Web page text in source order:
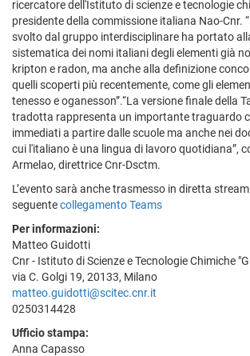
ricercatore dell'Istituto di scienze e tecnologie
presidente della commissione italiana Nao-Cnr.
svolto dal gruppo interdisciplinare ha portato
sistematica dei nomi italiani degli elementi già
kripton e radon, ma anche alla definizione
quelli scoperti più recentemente, come gli
tenesso e oganesson”.“La versione finale della
tradotta rappresenta un importante traguardo
immediati a partire dalle scuole ma anche nei
cui l'italiano è una lingua di lavoro quotidiana”,
Armelao, direttrice Cnr-Dsctm.
L’evento sarà anche trasmesso in diretta
seguentecollegamento Teams
Per informazioni:
Matteo Guidotti
Cnr - Istituto di Scienze e Tecnologie Chimiche
via C. Golgi 19, 20133, Milano
matteo.guidotti@scitec.cnr.it
0250314428
Ufficio stampa:
Anna Capasso